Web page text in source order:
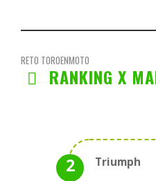
RETO TOROENMOTO
RANKING X
Triumph